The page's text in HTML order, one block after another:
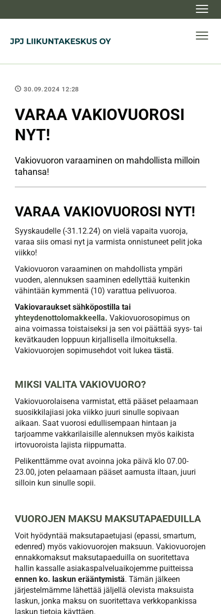
30.09.2024 12:28
VARAA VAKIOVUOROSI
NYT!
Vakiovuoron varaaminen on mahdollista milloin
tahansa!
VARAA VAKIOVUOROSI NYT!
Syyskaudelle (-31.12.24) on vielä vapaita vuoroja,
varaa siis omasi nyt ja varmista onnistuneet pelit joka
viikko!
Vakiovuoron varaaminen on mahdollista ympäri
vuoden, alennuksen saaminen edellyttää kuitenkin
vähintään kymmentä (10) varattua pelivuoroa.
Vakiovaraukset sähköpostilla tai
yhteydenottolomakkeella. Vakiovuorosopimus on
aina voimassa toistaiseksi ja sen voi päättää syys- tai
kevätkauden loppuun kirjallisella ilmoituksella.
Vakiovuorojen sopimusehdot voit lukea tästä.
MIKSI VALITA VAKIOVUORO?
Vakiovuorolaisena varmistat, että pääset pelaamaan
suosikkilajiasi joka viikko juuri sinulle sopivaan
aikaan. Saat vuorosi edullisempaan hintaan ja
tarjoamme vakkarilaisille alennuksen myös kaikista
irtovuoroista lajista riippumatta.
Pelikenttämme ovat avoinna joka päivä klo 07.00-
23.00, joten pelaamaan pääset aamusta iltaan, juuri
silloin kun sinulle sopii.
VUOROJEN MAKSU MAKSUTAPAEDUILLA
Voit hyödyntää maksutapaetujasi (epassi, smartum,
edenred) myös vakiovuorojen maksuun. Vakiovuorojen
ennakkomaksut maksutapaeduilla on suoritettava
hallin kassalle asiakaspalveluaikojemme puitteissa
ennen ko. laskun erääntymistä. Tämän jälkeen
järjestelmämme lähettää jäljellä olevista maksuista
laskun, jonka maksu on suoritettava verkkopankissa
laskun tietoja käyttäen.